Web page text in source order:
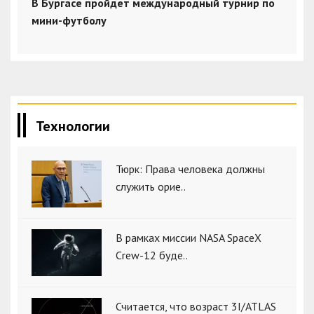
В Бургасе пройдет международный турнир по
мини-футболу
Технологии
Тюрк: Права человека должны
служить орие..
В рамках миссии NASA SpaceX
Crew-12 буде..
Считается, что возраст 3I/ATLAS